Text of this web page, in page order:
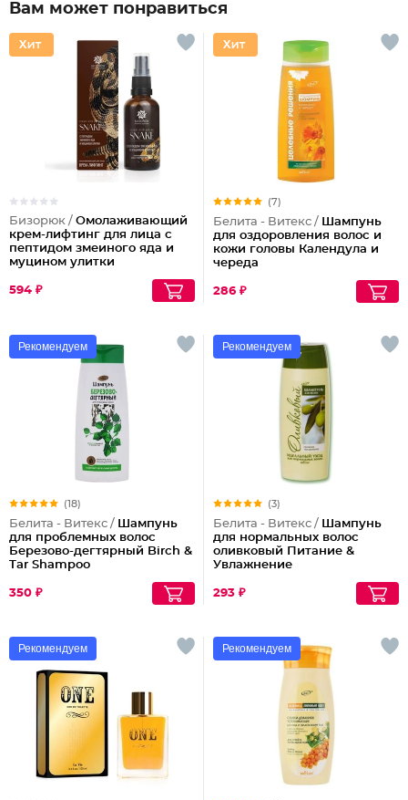
Вам может понравиться
Бизорюк / Омолаживающий
крем-лифтинг для лица с
пептидом змеиного яда и
муцином улитки
594 ₽
(7)
Белита - Витекс / Шампунь
для оздоровления волос и
кожи головы Календула и
череда
286 ₽
Рекомендуем
(18)
Белита - Витекс / Шампунь
для проблемных волос
Березово-дегтярный Birch &
Tar Shampoo
350 ₽
Рекомендуем
(3)
Белита - Витекс / Шампунь
для нормальных волос
оливковый Питание &
Увлажнение
293 ₽
Рекомендуем Рекомендуем